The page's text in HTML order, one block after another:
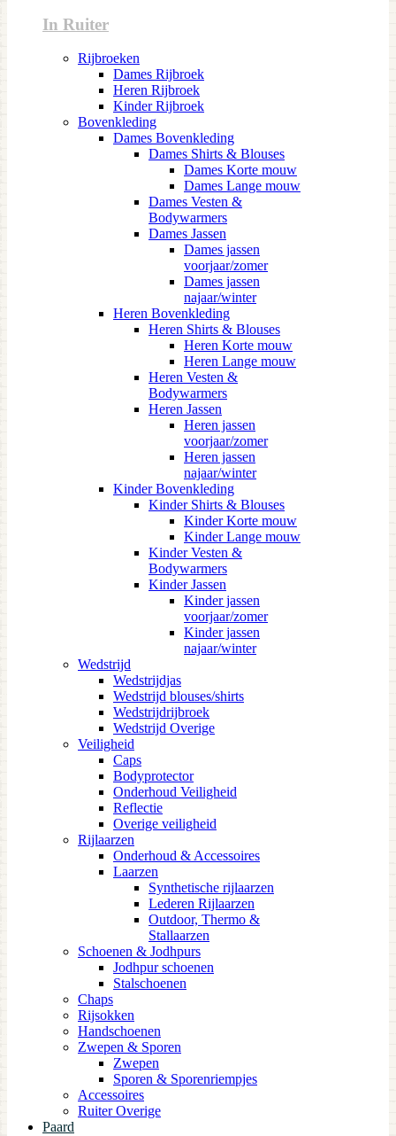
In Ruiter
Rijbroeken
Dames Rijbroek
Heren Rijbroek
Kinder Rijbroek
Bovenkleding
Dames Bovenkleding
Dames Shirts & Blouses
Dames Korte mouw
Dames Lange mouw
Dames Vesten &
Bodywarmers
Dames Jassen
Dames jassen
voorjaar/zomer
Dames jassen
najaar/winter
Heren Bovenkleding
Heren Shirts & Blouses
Heren Korte mouw
Heren Lange mouw
Heren Vesten &
Bodywarmers
Heren Jassen
Heren jassen
voorjaar/zomer
Heren jassen
najaar/winter
Kinder Bovenkleding
Kinder Shirts & Blouses
Kinder Korte mouw
Kinder Lange mouw
Kinder Vesten &
Bodywarmers
Kinder Jassen
Kinder jassen
voorjaar/zomer
Kinder jassen
najaar/winter
Wedstrijd
Wedstrijdjas
Wedstrijd blouses/shirts
Wedstrijdrijbroek
Wedstrijd Overige
Veiligheid
Caps
Bodyprotector
Onderhoud Veiligheid
Reflectie
Overige veiligheid
Rijlaarzen
Onderhoud & Accessoires
Laarzen
Synthetische rijlaarzen
Lederen Rijlaarzen
Outdoor, Thermo &
Stallaarzen
Schoenen & Jodhpurs
Jodhpur schoenen
Stalschoenen
Chaps
Rijsokken
Handschoenen
Zwepen & Sporen
Zwepen
Sporen & Sporenriempjes
Accessoires
Ruiter Overige
Paard